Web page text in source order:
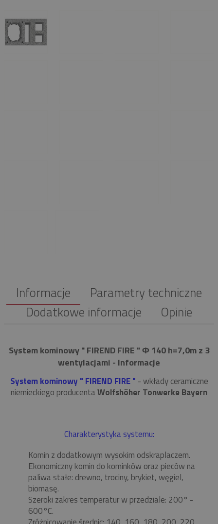
Informacje
Parametry techniczne
Dodatkowe informacje
Opinie
System kominowy " FIREND FIRE " Φ 140 h=7,0m z 3
wentylacjami - Informacje
System kominowy " FIREND FIRE " - wkłady ceramiczne
niemieckiego producentaWolfshöher Tonwerke Bayern
Charakterystyka systemu:
Komin z dodatkowym wysokim odskraplaczem.
Ekonomiczny komin do kominków oraz pieców na
paliwa stałe: drewno, trociny, brykiet, węgiel,
biomasę.
Szeroki zakres temperatur w przedziale: 200° -
600°C.